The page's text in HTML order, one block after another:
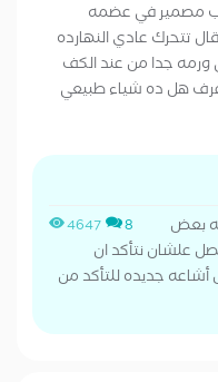
مصمير في عضمه
تتحرك عادي النهارده
جدا من عند الكف
هل ده شياء طبيعي
4647 8
بعض
علشان نتأكد ان
جديده للتأكد من